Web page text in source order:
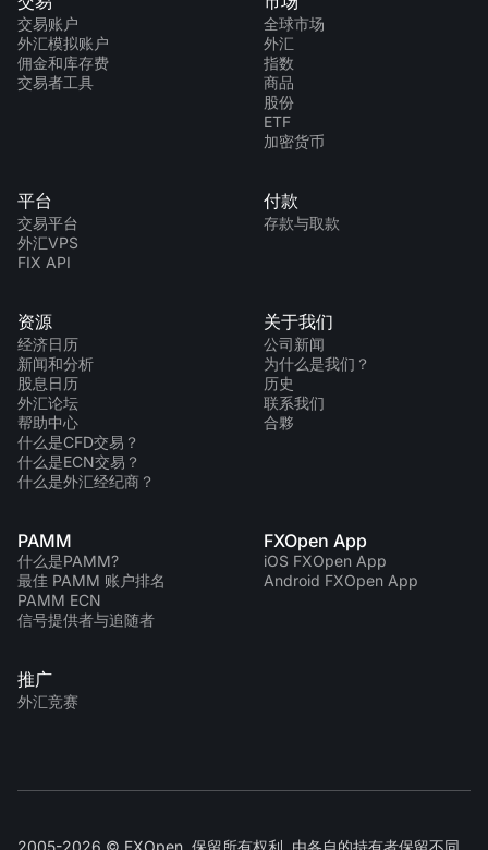
交易账户
外汇模拟账户
佣金和库存费
交易者工具
全球市场
外汇
指数
商品
股份
ETF
加密货币
平台
交易平台
外汇VPS
FIX API
付款
存款与取款
资源
经济日历
新闻和分析
股息日历
外汇论坛
帮助中心
什么是CFD交易？
什么是ECN交易？
什么是外汇经纪商？
关于我们
公司新闻
为什么是我们？
历史
联系我们
合夥
PAMM
什么是PAMM?
最佳 PAMM 账户排名
PAMM ECN
信号提供者与追随者
FXOpen App
iOS FXOpen App
Android FXOpen App
推广
外汇竞赛
2005-2026 © FXOpen. 保留所有权利. 由各自的持有者保留不同